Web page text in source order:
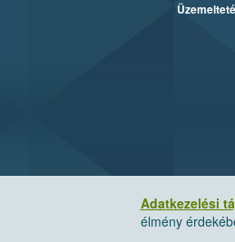
Adatkezelési
élmény